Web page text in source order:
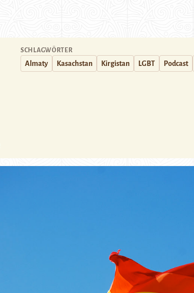
SCHLAGWÖRTER
Almaty Kasachstan Kirgistan LGBT Podcast